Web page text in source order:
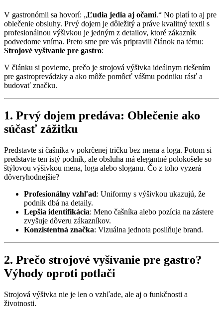
V gastronómii sa hovorí: „Ľudia jedia aj očami.“ No platí to aj pre
oblečenie obsluhy. Prvý dojem je dôležitý a práve kvalitný textil s
profesionálnou výšivkou je jedným z detailov, ktoré zákazník
podvedome vníma. Preto sme pre vás pripravili článok na tému:
Strojové vyšívanie pre gastro:
V článku si povieme, prečo je strojová výšivka ideálnym riešením
pre gastroprevádzky a ako môže pomôcť vášmu podniku rásť a
budovať značku.
1. Prvý dojem predáva: Oblečenie ako
súčasť zážitku
Predstavte si čašníka v pokrčenej tričku bez mena a loga. Potom si
predstavte ten istý podnik, ale obsluha má elegantné polokošele so
štýlovou výšivkou mena, loga alebo sloganu. Čo z toho vyzerá
dôveryhodnejšie?
Profesionálny vzhľad: Uniformy s výšivkou ukazujú, že
podnik dbá na detaily.
Lepšia identifikácia: Meno čašníka alebo pozícia na zástere
zvyšuje dôveru zákazníkov.
Konzistentná značka: Vizuálna jednota posilňuje brand.
2. Prečo strojové vyšívanie pre gastro?
Výhody oproti potlači
Strojová výšivka nie je len o vzhľade, ale aj o funkčnosti a
životnosti.